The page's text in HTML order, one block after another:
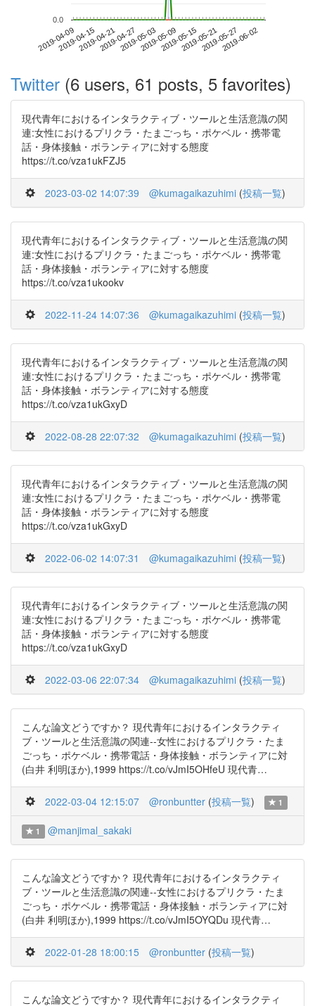
2019-04-092019-04-152019-04-212019-04-272019-05-032019-05-092019-05-152019-05-212019-05-272019-06-02
0.0
Twitter (6 users, 61 posts, 5 favorites)
現代青年におけるインタラクティブ・ツールと生活意識の関
連:女性におけるプリクラ・たまごっち・ポケベル・携帯電
話・身体接触・ボランティアに対する態度
https://t.co/vza1ukFZJ5
2023-03-02 14:07:39 @kumagaikazuhimi (投稿一覧)
現代青年におけるインタラクティブ・ツールと生活意識の関
連:女性におけるプリクラ・たまごっち・ポケベル・携帯電
話・身体接触・ボランティアに対する態度
https://t.co/vza1ukookv
2022-11-24 14:07:36 @kumagaikazuhimi (投稿一覧)
現代青年におけるインタラクティブ・ツールと生活意識の関
連:女性におけるプリクラ・たまごっち・ポケベル・携帯電
話・身体接触・ボランティアに対する態度
https://t.co/vza1ukGxyD
2022-08-28 22:07:32 @kumagaikazuhimi (投稿一覧)
現代青年におけるインタラクティブ・ツールと生活意識の関
連:女性におけるプリクラ・たまごっち・ポケベル・携帯電
話・身体接触・ボランティアに対する態度
https://t.co/vza1ukGxyD
2022-06-02 14:07:31 @kumagaikazuhimi (投稿一覧)
現代青年におけるインタラクティブ・ツールと生活意識の関
連:女性におけるプリクラ・たまごっち・ポケベル・携帯電
話・身体接触・ボランティアに対する態度
https://t.co/vza1ukGxyD
2022-03-06 22:07:34 @kumagaikazuhimi (投稿一覧)
こんな論文どうですか？ 現代青年におけるインタラクティ
ブ・ツールと生活意識の関連--女性におけるプリクラ・たま
ごっち・ポケベル・携帯電話・身体接触・ボランティアに対
(白井 利明ほか),1999 https://t.co/vJmI5OHfeU 現代青…
2022-03-04 12:15:07 @ronbuntter (投稿一覧) 1
1 @manjimal_sakaki
こんな論文どうですか？ 現代青年におけるインタラクティ
ブ・ツールと生活意識の関連--女性におけるプリクラ・たま
ごっち・ポケベル・携帯電話・身体接触・ボランティアに対
(白井 利明ほか),1999 https://t.co/vJmI5OYQDu 現代青…
2022-01-28 18:00:15 @ronbuntter (投稿一覧)
こんな論文どうですか？ 現代青年におけるインタラクティ